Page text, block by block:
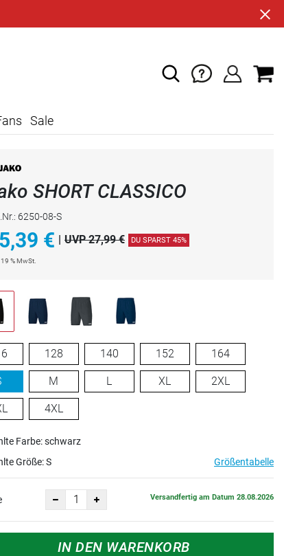
Sale
SHORT CLASSICO
6250-08-S
€ UVP 27,99 € DU SPARST 45%
% MwSt.
128 140 152 164
M L XL 2XL
4XL
Farbe: schwarz
Größe:S Größentabelle
Versandfertig am Datum 28.08.2026
IN DEN WARENKORB